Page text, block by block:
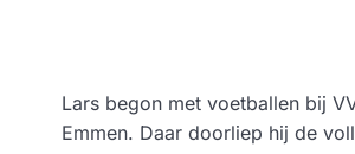
Lars begon met voetballen bij
Emmen. Daar doorliep hij de